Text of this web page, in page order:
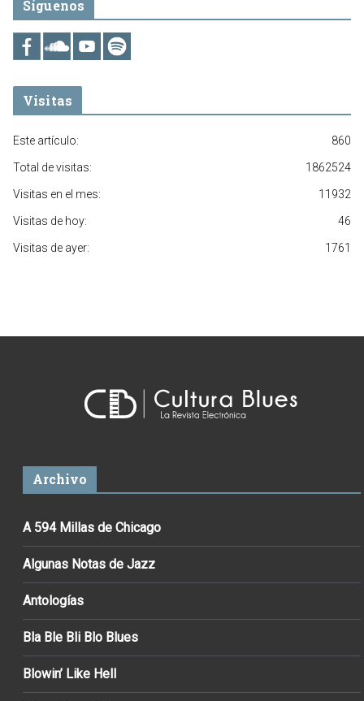
Síguenos
Visitas
860
Este artículo:
1862524
Total de visitas:
11932
Visitas en el mes:
46
Visitas de hoy:
1761
Visitas de ayer:
Archivo
A 594 Millas de Chicago
Algunas Notas de Jazz
Antologías
Bla Ble Bli Blo Blues
Blowin’ Like Hell